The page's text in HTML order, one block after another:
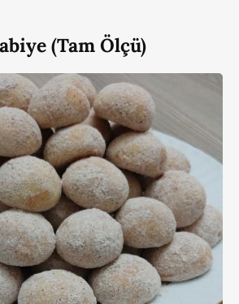
(Tam Ölçü)